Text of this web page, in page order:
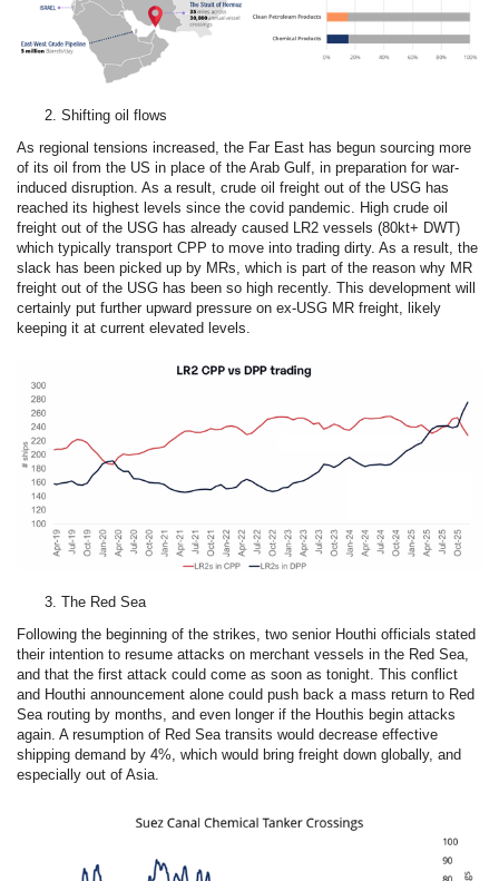
Shifting oil flows
As regional tensions increased, the Far East has begun sourcing more
of its oil from the US in place of the Arab Gulf, in preparation for war-
induced disruption. As a result, crude oil freight out of the USG has
reached its highest levels since the covid pandemic. High crude oil
freight out of the USG has already caused LR2 vessels (80kt+ DWT)
which typically transport CPP to move into trading dirty. As a result, the
slack has been picked up by MRs, which is part of the reason why MR
freight out of the USG has been so high recently. This development will
certainly put further upward pressure on ex-USG MR freight, likely
keeping it at current elevated levels.
The Red Sea
Following the beginning of the strikes, two senior Houthi officials stated
their intention to resume attacks on merchant vessels in the Red Sea,
and that the first attack could come as soon as tonight. This conflict
and Houthi announcement alone could push back a mass return to Red
Sea routing by months, and even longer if the Houthis begin attacks
again. A resumption of Red Sea transits would decrease effective
shipping demand by 4%, which would bring freight down globally, and
especially out of Asia.